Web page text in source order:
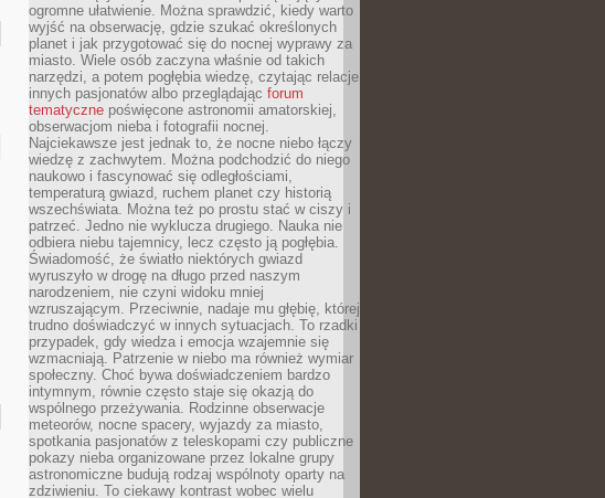
ogromne ułatwienie. Można sprawdzić, kiedy warto
wyjść na obserwację, gdzie szukać określonych
planet i jak przygotować się do nocnej wyprawy za
miasto. Wiele osób zaczyna właśnie od takich
narzędzi, a potem pogłębia wiedzę, czytając relacje
innych pasjonatów albo przeglądając forum
tematyczne poświęcone astronomii amatorskiej,
obserwacjom nieba i fotografii nocnej.
Najciekawsze jest jednak to, że nocne niebo łączy
wiedzę z zachwytem. Można podchodzić do niego
naukowo i fascynować się odległościami,
temperaturą gwiazd, ruchem planet czy historią
wszechświata. Można też po prostu stać w ciszy i
patrzeć. Jedno nie wyklucza drugiego. Nauka nie
odbiera niebu tajemnicy, lecz często ją pogłębia.
Świadomość, że światło niektórych gwiazd
wyruszyło w drogę na długo przed naszym
narodzeniem, nie czyni widoku mniej
wzruszającym. Przeciwnie, nadaje mu głębię, której
trudno doświadczyć w innych sytuacjach. To rzadki
przypadek, gdy wiedza i emocja wzajemnie się
wzmacniają. Patrzenie w niebo ma również wymiar
społeczny. Choć bywa doświadczeniem bardzo
intymnym, równie często staje się okazją do
wspólnego przeżywania. Rodzinne obserwacje
meteorów, nocne spacery, wyjazdy za miasto,
spotkania pasjonatów z teleskopami czy publiczne
pokazy nieba organizowane przez lokalne grupy
astronomiczne budują rodzaj wspólnoty oparty na
zdziwieniu. To ciekawy kontrast wobec wielu